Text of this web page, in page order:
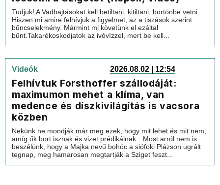
Tudjuk! A Vadhajtásokat kell betiltani, kitiltani, börtönbe vetni.
Hiszen mi amire felhívjuk a figyelmet, az a tiszások szerint
bűncselekmény. Mármint mi követünk el ezáltal
bűnt.Takarékoskodjatok az ivóvízzel, mert be kell...
Videók 2026.08.02 | 12:54
Felhívtuk Forsthoffer szállodáját:
maximumon mehet a klíma, van
medence és díszkivilágítás is vacsora
közben
Nekünk ne mondják már meg ezek, hogy mit lehet és mit nem,
amíg ők bort isznak és vizet prédikálnak…Most arról nem is
beszélünk, hogy a Majka nevű bohóc a siófoki Plázson ugrált
tegnap, meg hamarosan megtartják a Sziget feszt...